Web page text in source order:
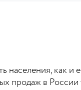
населения, как и
продаж в